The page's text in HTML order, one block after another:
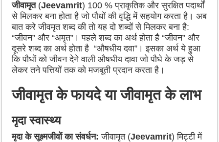
जीवामृत(Jeevamrit) 100 % प्राकृतिक और सुरक्षित पदार्थों
से मिलकर बना होता है जो पौधों की वृद्धि में सहयोग करता है। अब
बात करे जीवमृत शब्द की तो यह दो शब्दों से मिलकर बना है:
“जीवन” और “अमृत”। पहले शब्द का अर्थ होता है “जीवन” और
दूसरे शब्द का अर्थ होता है “औषधीय दवा”। इसका अर्थ ये हुआ
कि पौधों को जीवन देने वाली औषधीय दावा जो पौधे के जड़ से
लेकर तने पत्तियों तक को मजबूती प्रदान करता है।
जीवामृत के फायदे या जीवामृत के लाभ
मृदा स्वास्थ्य
मृदा के सूक्ष्मजीवों का संवर्धन: जीवामृत (Jeevamrit) मिट्टी में